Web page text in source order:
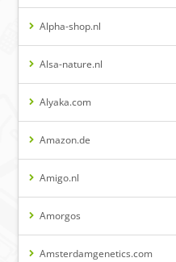
Alpha-shop.nl
Alsa-nature.nl
Alyaka.com
Amazon.de
Amigo.nl
Amorgos
Amsterdamgenetics.com